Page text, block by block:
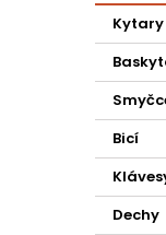
Kytary
Bicí
Dechy